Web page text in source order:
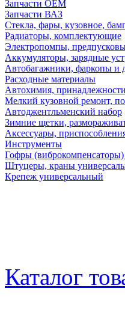
Запчасти ОЕМ
Запчасти ВАЗ
Стекла, фары, кузовное,
Радиаторы, комплектующие
Электропомпы,
Аккумуляторы, зарядные
Автобагажники, фаркопы и
Расходные материалы
Автохимия,
Мелкий кузовной ремонт,
Автоджентльменский набор
Зимние щетки,
Аксессуары,
Инструменты
Гофры (виброкомпенсаторы)
Штуцеры, краны
Крепеж универсальный
Каталог